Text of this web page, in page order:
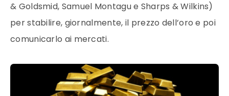
& Goldsmid, Samuel Montagu e Sharps & Wilkins)
per stabilire, giornalmente, il prezzo dell’oro e poi
comunicarlo ai mercati.